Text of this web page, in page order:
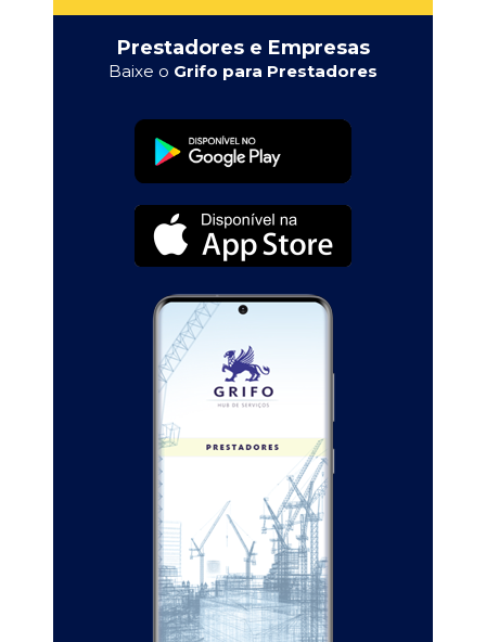
Prestadores e Empresas
Baixe o Grifo para Prestadores